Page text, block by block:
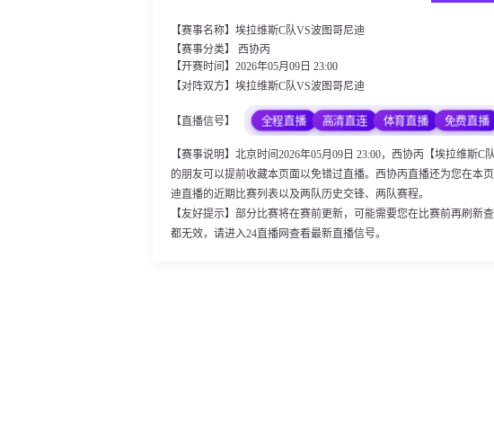
【赛事名称】埃拉维斯C队VS波图哥尼迪
【赛事分类】 西协丙
【开赛时间】2026年05月09日 23:00
【对阵双方】埃拉维斯C队VS波图哥尼迪
【直播信号】 全程直播 高清直连 体育直播 免费直播
【赛事说明】北京时间2026年05月09日 23:00，西协丙【埃拉维斯
的朋友可以提前收藏本页面以免错过直播。西协丙直播还为您在本
迪直播的近期比赛列表以及两队历史交锋、两队赛程。
【友好提示】部分比赛将在赛前更新，可能需要您在比赛前再刷
都无效，请进入24直播网查看最新直播信号。